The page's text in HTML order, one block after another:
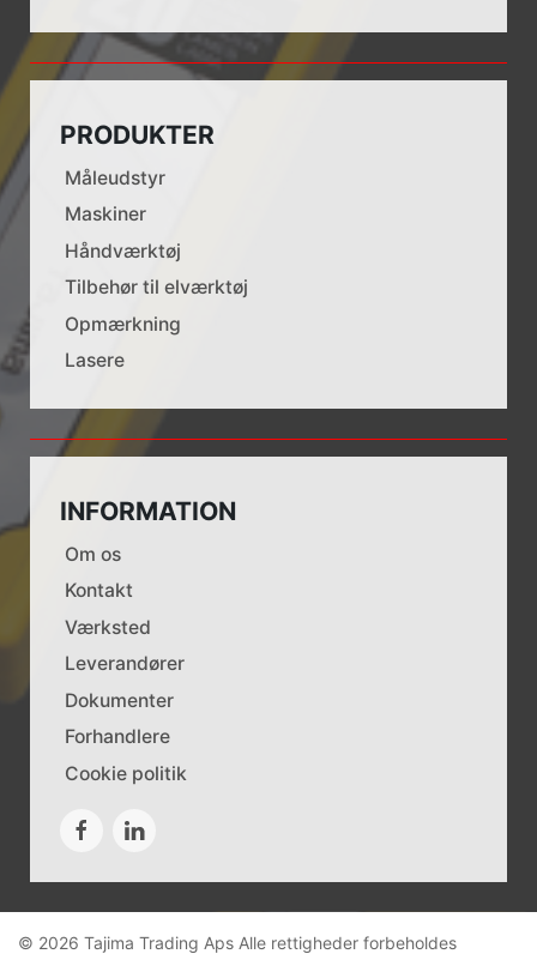
PRODUKTER
Måleudstyr
Maskiner
Håndværktøj
Tilbehør til elværktøj
Opmærkning
Lasere
INFORMATION
Om os
Kontakt
Værksted
Leverandører
Dokumenter
Forhandlere
Cookie politik
© 2026 Tajima Trading Aps Alle rettigheder forbeholdes